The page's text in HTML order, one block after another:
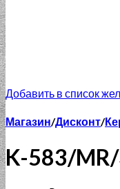
Добавить в список
Магазин/Дисконт/
K-583/